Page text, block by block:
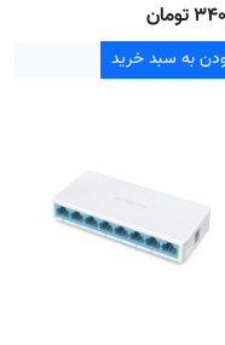
تومان
به سبد خرید